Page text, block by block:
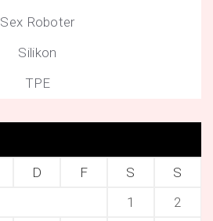
Sex Roboter
Silikon
TPE
D F S
S
1
2